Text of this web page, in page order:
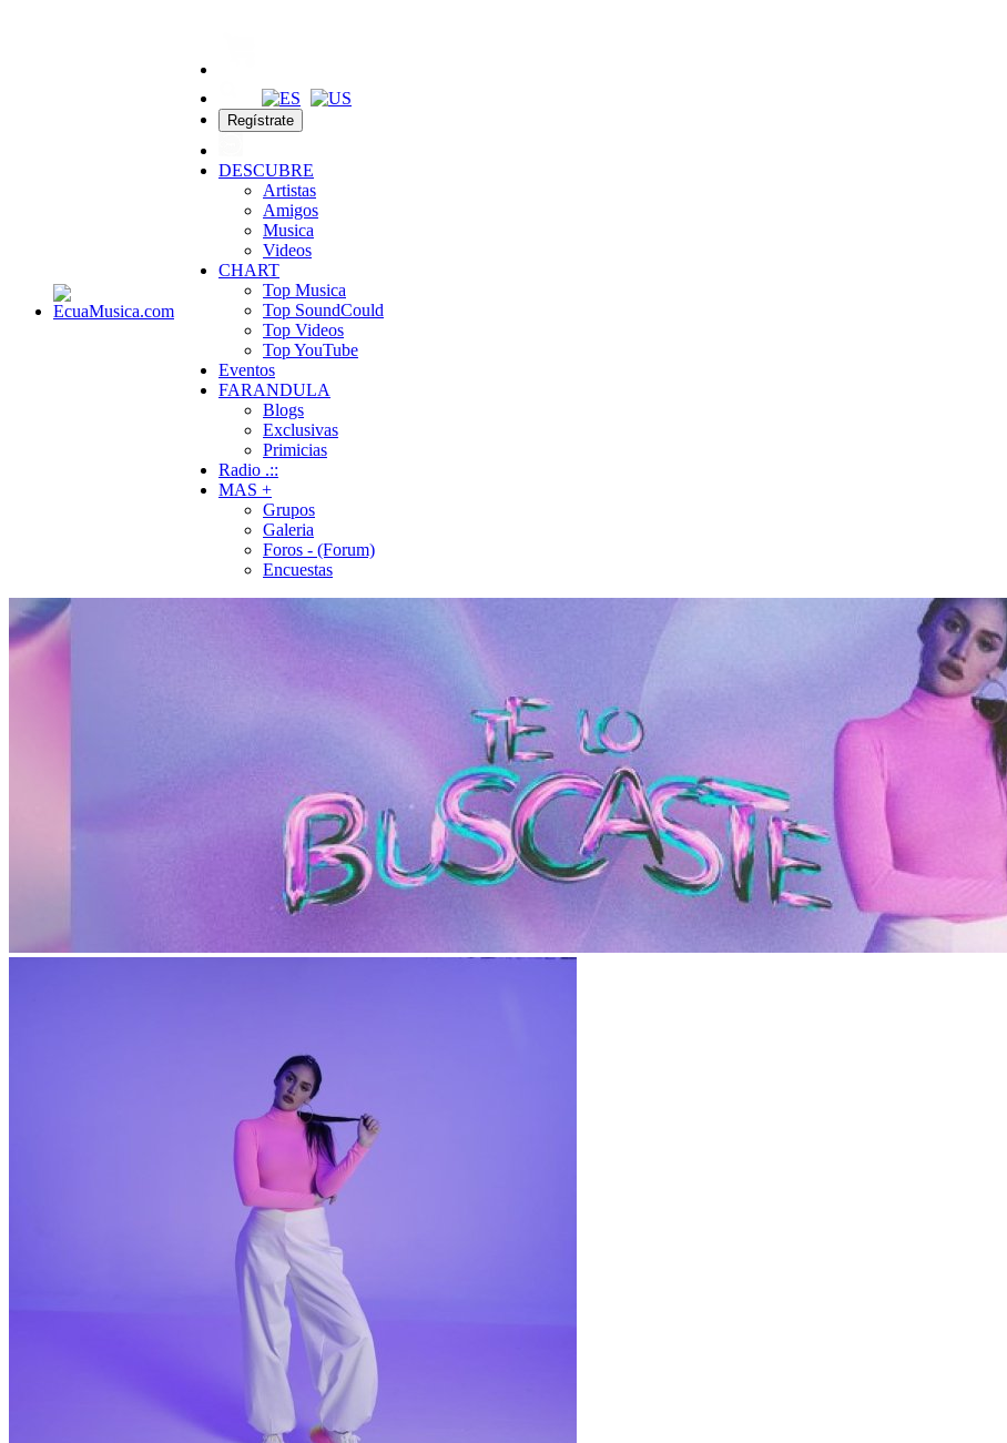
Regístrate
DESCUBRE
Artistas
Amigos
Musica
Videos
CHART
Top Musica
Top SoundCould
Top Videos
Top YouTube
Eventos
FARANDULA
Blogs
Exclusivas
Primicias
Radio .::
MAS +
Grupos
Galeria
Foros - (Forum)
Encuestas